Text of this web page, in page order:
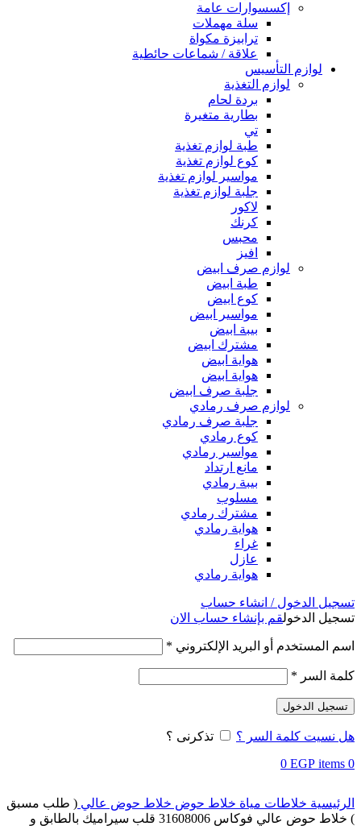
إكسسوارات عامة
سلة مهملات
ترابيزة مكواة
علاقة / شماعات حائطية
لوازم التأسيس
لوازم التغذية
بردة لحام
بطارية متغيرة
تي
طبة لوازم تغذية
كوع لوازم تغذية
مواسير لوازم تغذية
جلبة لوازم تغذية
لاكور
كرنك
محبس
افيز
لوازم صرف ابيض
طبة ابيض
كوع ابيض
مواسير ابيض
بيبة ابيض
مشترك ابيض
هواية ابيض
هواية ابيض
جلبة صرف ابيض
لوازم صرف رمادي
جلبة صرف رمادي
كوع رمادي
مواسير رمادي
مانع ارتداد
بيبة رمادي
مسلوب
مشترك رمادي
هواية رمادي
غراء
عازل
هواية رمادي
تسجيل الدخول / انشاء حساب
تسجيل الدخولقم بإنشاء حساب الان
اسم المستخدم أو البريد الإلكتروني *
كلمة السر *
تسجيل الدخول
هل نسيت كلمة السر ؟
تذكرنى ؟
0
items
0 EGP
الرئيسية خلاطات مياة خلاط حوض خلاط حوض عالي ( طلب مسبق
) خلاط حوض عالي فوكاس 31608006 قلب سيراميك بالطابق و